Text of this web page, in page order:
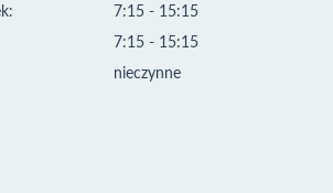
7:15 - 15:15
7:15 - 15:15
nieczynne